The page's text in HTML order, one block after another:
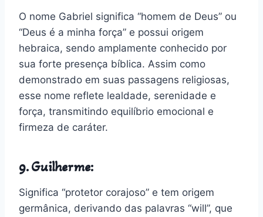
O nome Gabriel significa “homem de Deus” ou
“Deus é a minha força” e possui origem
hebraica, sendo amplamente conhecido por
sua forte presença bíblica. Assim como
demonstrado em suas passagens religiosas,
esse nome reflete lealdade, serenidade e
força, transmitindo equilíbrio emocional e
firmeza de caráter.
9. Guilherme:
Significa “protetor corajoso” e tem origem
germânica, derivando das palavras “will”, que